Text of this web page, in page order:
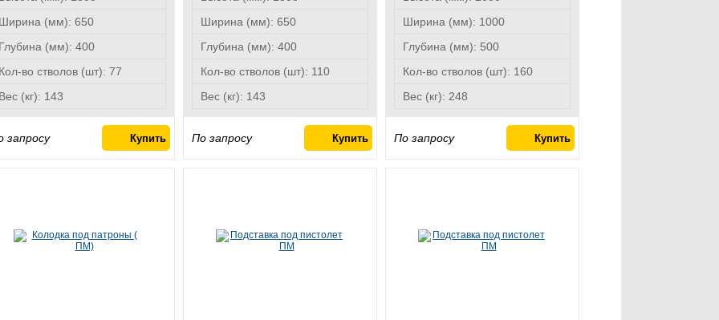
(мм): 650
(мм): 400
во стволов (шт): 77
(кг): 143
запросу
Ширина (мм): 650
Глубина (мм): 400
Кол-во стволов (шт): 110
Вес (кг): 143
По запросу
Ширина (мм): 1000
Глубина (мм): 500
Кол-во стволов (шт): 160
Вес (кг): 248
По запросу